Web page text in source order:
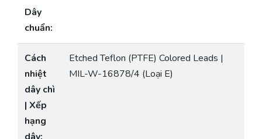
Dây
chuẩn:
Cách
nhiệt
dây chì
| Xếp
hạng
Etched Teflon (PTFE) Colored Leads |
MIL-W-16878/4 (Loại E)